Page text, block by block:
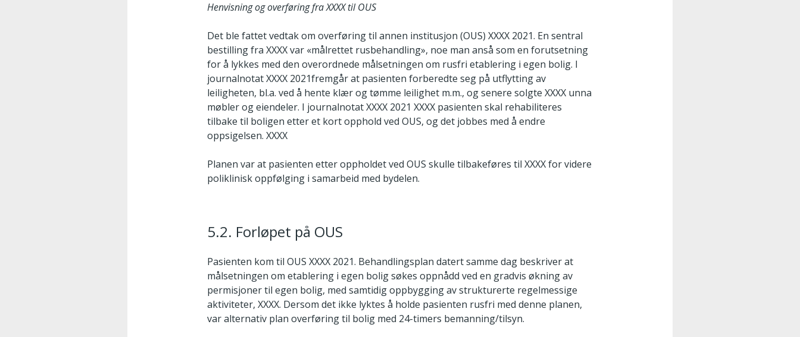
Henvisning og overføring fra XXXX til OUS
Det ble fattet vedtak om overføring til annen institusjon (OUS) XXXX 2021. En sentral
bestilling fra XXXX var «målrettet rusbehandling», noe man anså som en forutsetning
for å lykkes med den overordnede målsetningen om rusfri etablering i egen bolig. I
journalnotat XXXX 2021fremgår at pasienten forberedte seg på utflytting av
leiligheten, bl.a. ved å hente klær og tømme leilighet m.m., og senere solgte XXXX unna
møbler og eiendeler. I journalnotat XXXX 2021 XXXX pasienten skal rehabiliteres
tilbake til boligen etter et kort opphold ved OUS, og det jobbes med å endre
oppsigelsen. XXXX
Planen var at pasienten etter oppholdet ved OUS skulle tilbakeføres til XXXX for videre
poliklinisk oppfølging i samarbeid med bydelen.
5.2. Forløpet på OUS
Pasienten kom til OUS XXXX 2021. Behandlingsplan datert samme dag beskriver at
målsetningen om etablering i egen bolig søkes oppnådd ved en gradvis økning av
permisjoner til egen bolig, med samtidig oppbygging av strukturerte regelmessige
aktiviteter, XXXX. Dersom det ikke lyktes å holde pasienten rusfri med denne planen,
var alternativ plan overføring til bolig med 24-timers bemanning/tilsyn.